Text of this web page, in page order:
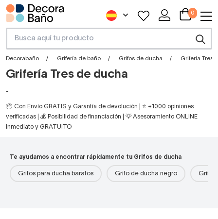
0
Decorabaño Grifería de baño Grifos de ducha Grifería Tres
Grifería Tres de ducha
-
📦 Con Envío GRATIS y Garantía de devolución | ⭐ +1000 opiniones
verificadas | 💰 Posibilidad de financiación | 💡 Asesoramiento ONLINE
inmediato y GRATUITO
Te ayudamos a encontrar rápidamente tu Grifos de ducha
Grifos para ducha baratos Grifo de ducha negro Grifos